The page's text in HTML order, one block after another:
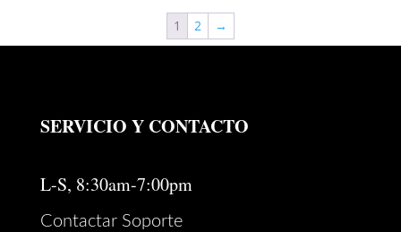
es:
$ 480.000.
1 2 →
SERVICIO Y CONTACTO
L-S, 8:30am-7:00pm
Contactar Soporte